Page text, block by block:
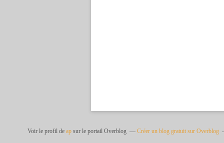
Voir le profil de ap sur le portail Overblog Créer un blog gratuit sur Overblog